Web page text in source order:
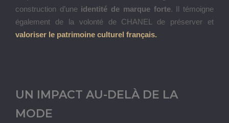
construction d’une identité de marque forte. Il témoigne
également de la volonté de CHANEL de préserver et
valoriser le patrimoine culturel français.
UN IMPACT AU-DELÀ DE LA
MODE